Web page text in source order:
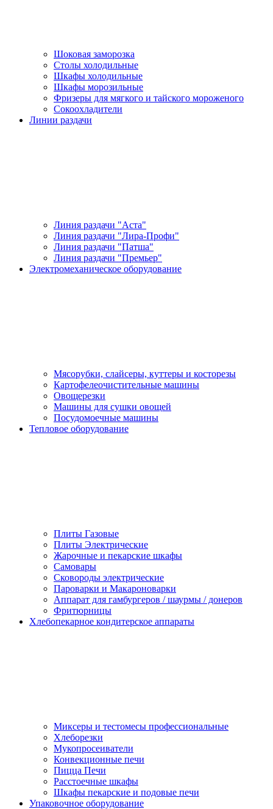
Шоковая заморозка
Столы холодильные
Шкафы холодильные
Шкафы морозильные
Фризеры для мягкого и тайского мороженого
Сокоохладители
Линии раздачи
Линия раздачи "Аста"
Линия раздачи "Лира-Профи"
Линия раздачи "Патша"
Линия раздачи "Премьер"
Электромеханическое оборудование
Мясорубки, слайсеры, куттеры и косторезы
Картофелеочистительные машины
Овощерезки
Машины для сушки овощей
Посудомоечные машины
Тепловое оборудование
Плиты Газовые
Плиты Электрические
Жарочные и пекарские шкафы
Самовары
Сковороды электрические
Пароварки и Макароноварки
Аппарат для гамбургеров / шаурмы / донеров
Фритюрницы
Хлебопекарное кондитерское аппараты
Миксеры и тестомесы профессиональные
Хлеборезки
Мукопросеиватели
Конвекционные печи
Пицца Печи
Расстоечные шкафы
Шкафы пекарские и подовые печи
Упаковочное оборудование